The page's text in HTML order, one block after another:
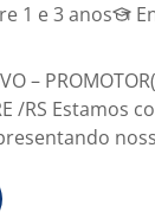
1 e 3 anos
–
/RS